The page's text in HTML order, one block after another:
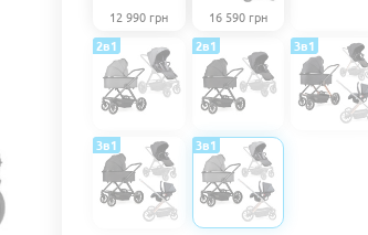
12 990 грн
2в1 2в1 3в1
3в1
16 590 грн
3в1